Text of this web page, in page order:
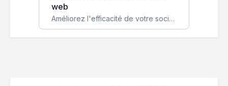
web
Améliorez l'efficacité de votre société avec une application web personnalisée accessible partout et tout le temps.